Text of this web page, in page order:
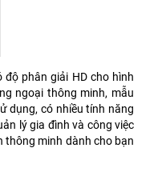
độ phân giải HD cho hình
ngoại thông minh, mẫu
dụng, có nhiều tính năng
lý gia đình và công việc
thông minh dành cho bạn